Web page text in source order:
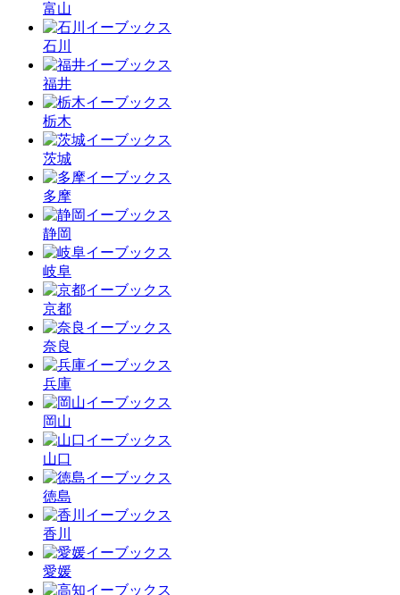
富山
石川
福井
栃木
茨城
多摩
静岡
岐阜
京都
奈良
兵庫
岡山
山口
徳島
香川
愛媛